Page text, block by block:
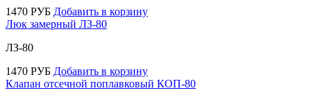
1470 РУБ Добавить в корзину
Люк замерный ЛЗ-80
ЛЗ-80
1470 РУБ Добавить в корзину
Клапан отсечной поплавковый КОП-80